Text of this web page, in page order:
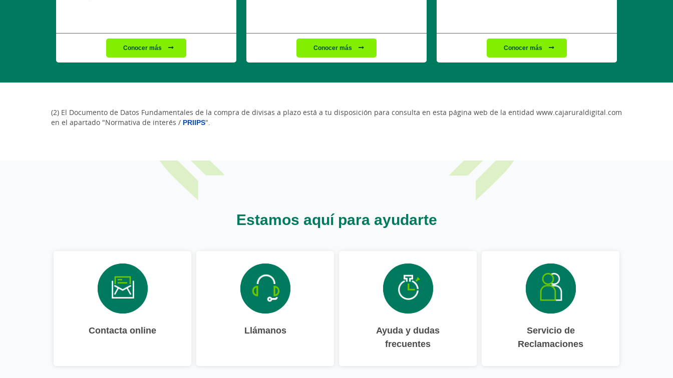
Conocer más Conocer más Conocer más
(2) El Documento de Datos Fundamentales de la compra de divisas a plazo está a tu disposición para consulta en esta página web de la entidad www.cajaruraldigital.com
en el apartado "Normativa de interés / PRIIPS".
Estamos aquí para ayudarte
Contacta online Llámanos
Ayuda y dudas
frecuentes
Servicio de
Reclamaciones